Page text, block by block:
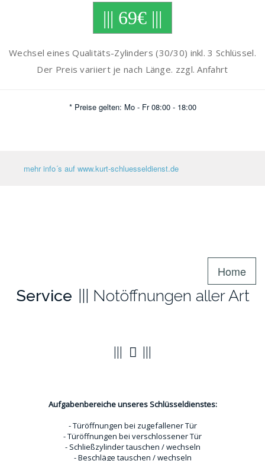
||| 69€ |||
Wechsel eines Qualitäts-Zylinders (30/30) inkl. 3 Schlüssel.
Der Preis variiert je nach Länge. zzgl. Anfahrt
* Preise gelten: Mo - Fr 08:00 - 18:00
mehr info´s auf www.kurt-schluesseldienst.de
Home
Service Notöffnungen aller Art
Aufgabenbereiche unseres Schlüsseldienstes:
- Türöffnungen bei zugefallener Tür
- Türöffnungen bei verschlossener Tür
- Schließzylinder tauschen / wechseln
- Beschläge tauschen / wechseln